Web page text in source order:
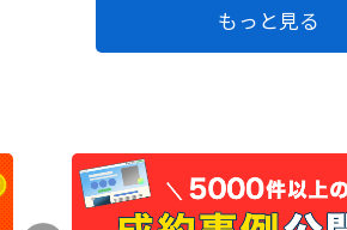
もっと見る